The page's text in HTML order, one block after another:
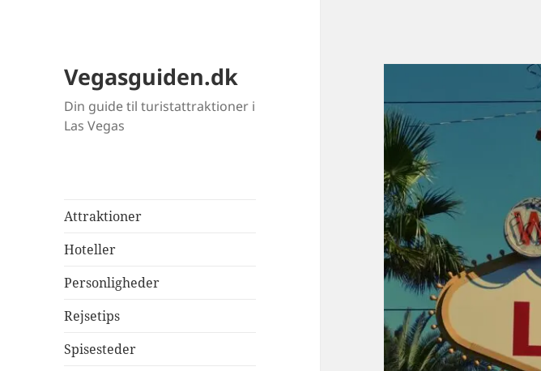
Vegasguiden.dk
Din guide til turistattraktioner i
Las Vegas
Attraktioner
Hoteller
Personligheder
Rejsetips
Spisesteder